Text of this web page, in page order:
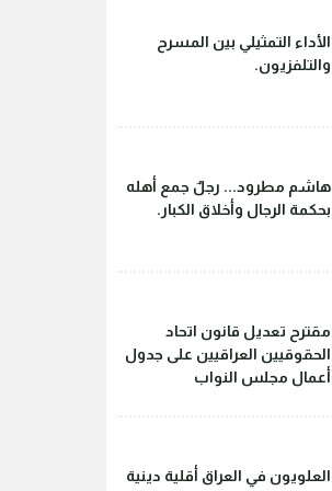
الأداء التمثيلي بين المسرح
والتلفزيون.
هاشم مطرود... رجلٌ جمع أهله
بحكمة الرجال وأخلاق الكبار.
مقترح تعديل قانون اتحاد
الحقوقيين العراقيين على جدول
أعمال مجلس النواب
العلويون في العراق أقلية دينية